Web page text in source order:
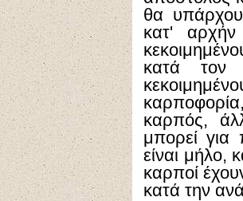
θα
κατ' αρχήν
κατά τον
καρπός,
μπορεί
είναι μήλο,
καρποί
κατά την